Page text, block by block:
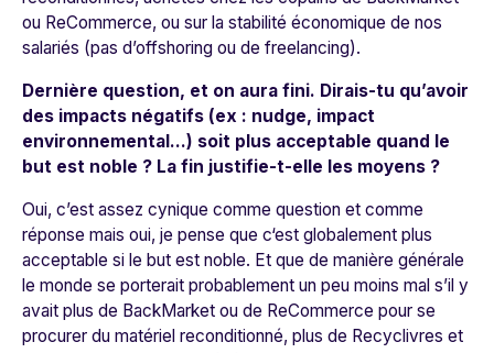
ou ReCommerce, ou sur la stabilité économique de nos
salariés (pas d’offshoring ou de freelancing).
Dernière question, et on aura fini. Dirais-tu qu’avoir
des impacts négatifs (ex : nudge, impact
environnemental…) soit plus acceptable quand le
but est noble ? La fin justifie-t-elle les moyens ?
Oui, c’est assez cynique comme question et comme
réponse mais oui, je pense que c‘est globalement plus
acceptable si le but est noble. Et que de manière générale
le monde se porterait probablement un peu moins mal s’il y
avait plus de BackMarket ou de ReCommerce pour se
procurer du matériel reconditionné, plus de Recyclivres et